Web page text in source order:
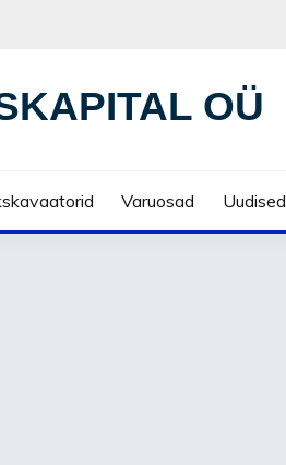
OÜ
Varuosad Uudised